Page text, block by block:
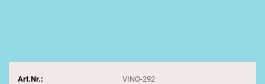
Art.Nr.:
VINO-292